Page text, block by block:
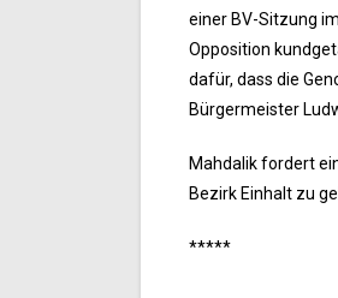
einer BV-Sitzung
Opposition
dafür, dass die
Bürgermeister
Mahdalik fordert
Bezirk Einhalt zu
*****